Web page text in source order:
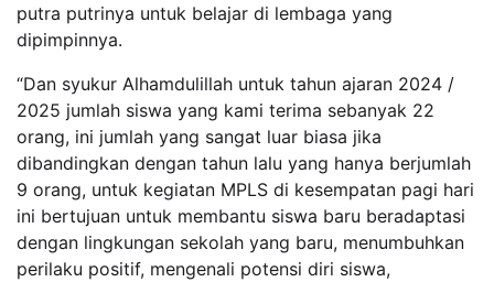
putra putrinya untuk belajar di lembaga yang
dipimpinnya.
“Dan syukur Alhamdulillah untuk tahun ajaran 2024 /
2025 jumlah siswa yang kami terima sebanyak 22
orang, ini jumlah yang sangat luar biasa jika
dibandingkan dengan tahun lalu yang hanya berjumlah
9 orang, untuk kegiatan MPLS di kesempatan pagi hari
ini bertujuan untuk membantu siswa baru beradaptasi
dengan lingkungan sekolah yang baru, menumbuhkan
perilaku positif, mengenali potensi diri siswa,